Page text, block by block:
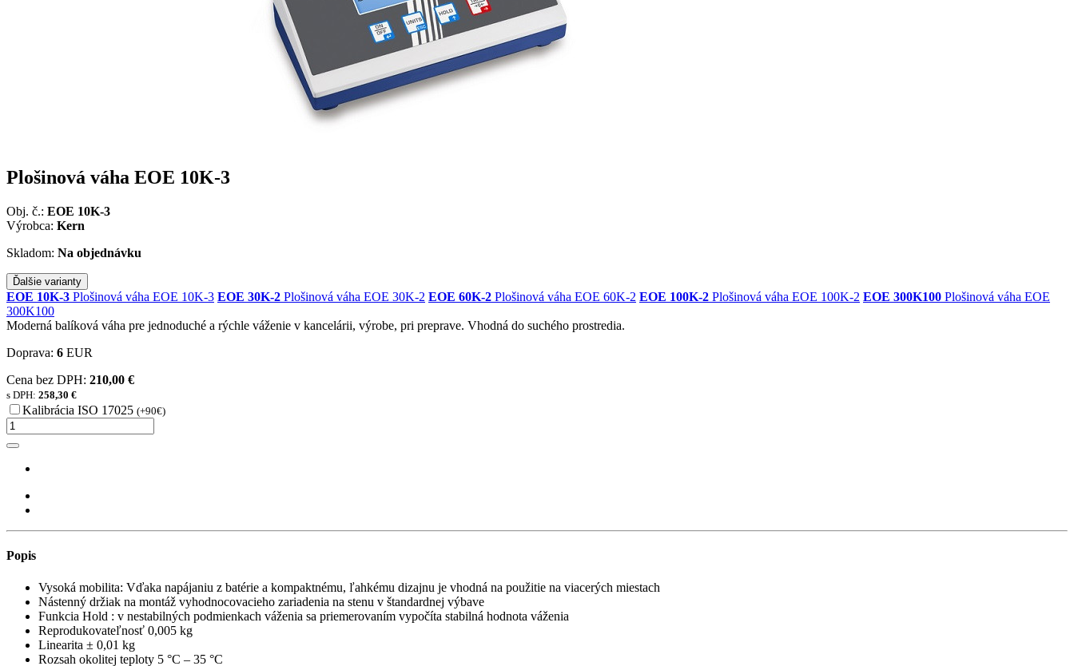
Plošinová váha EOE 10K-3
Obj. č.: EOE 10K-3
Výrobca: Kern
Skladom: Na objednávku
Ďalšie varianty
EOE 10K-3 Plošinová váha EOE 10K-3 EOE 30K-2 Plošinová váha EOE 30K-2 EOE 60K-2 Plošinová váha EOE 60K-2 EOE 100K-2 Plošinová váha EOE 100K-2 EOE 300K100 Plošinová váha EOE
300K100
Moderná balíková váha pre jednoduché a rýchle váženie v kancelárii, výrobe, pri preprave. Vhodná do suchého prostredia.
Doprava: 6 EUR
Cena bez DPH: 210,00 €
s DPH: 258,30 €
Kalibrácia ISO 17025 (+90€)
Popis
Vysoká mobilita: Vďaka napájaniu z batérie a kompaktnému, ľahkému dizajnu je vhodná na použitie na viacerých miestach
Nástenný držiak na montáž vyhodnocovacieho zariadenia na stenu v štandardnej výbave
Funkcia Hold : v nestabilných podmienkach váženia sa priemerovaním vypočíta stabilná hodnota váženia
Reprodukovateľnosť 0,005 kg
Linearita ± 0,01 kg
Rozsah okolitej teploty 5 °C – 35 °C